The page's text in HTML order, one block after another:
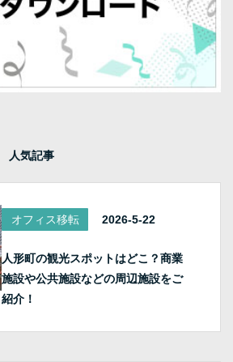
人気記事
オフィス移転 2026-5-22
人形町の観光スポットはどこ？商業
施設や公共施設などの周辺施設をご
紹介！